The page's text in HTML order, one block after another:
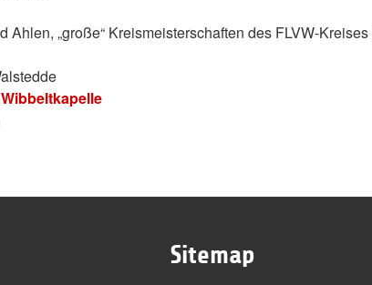
Ahlen, „große“ Kreismeisterschaften des FLVW-
Sitemap